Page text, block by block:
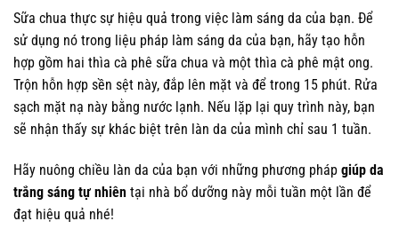
Sữa chua thực sự hiệu quả trong việc làm sáng da của bạn. Để
sử dụng nó trong liệu pháp làm sáng da của bạn, hãy tạo hỗn
hợp gồm hai thìa cà phê sữa chua và một thìa cà phê mật ong.
Trộn hỗn hợp sền sệt này, đắp lên mặt và để trong 15 phút. Rửa
sạch mặt nạ này bằng nước lạnh. Nếu lặp lại quy trình này, bạn
sẽ nhận thấy sự khác biệt trên làn da của mình chỉ sau 1 tuần.
Hãy nuông chiều làn da của bạn với những phương pháp giúp da
trắng sáng tự nhiên tại nhà bổ dưỡng này mỗi tuần một lần để
đạt hiệu quả nhé!